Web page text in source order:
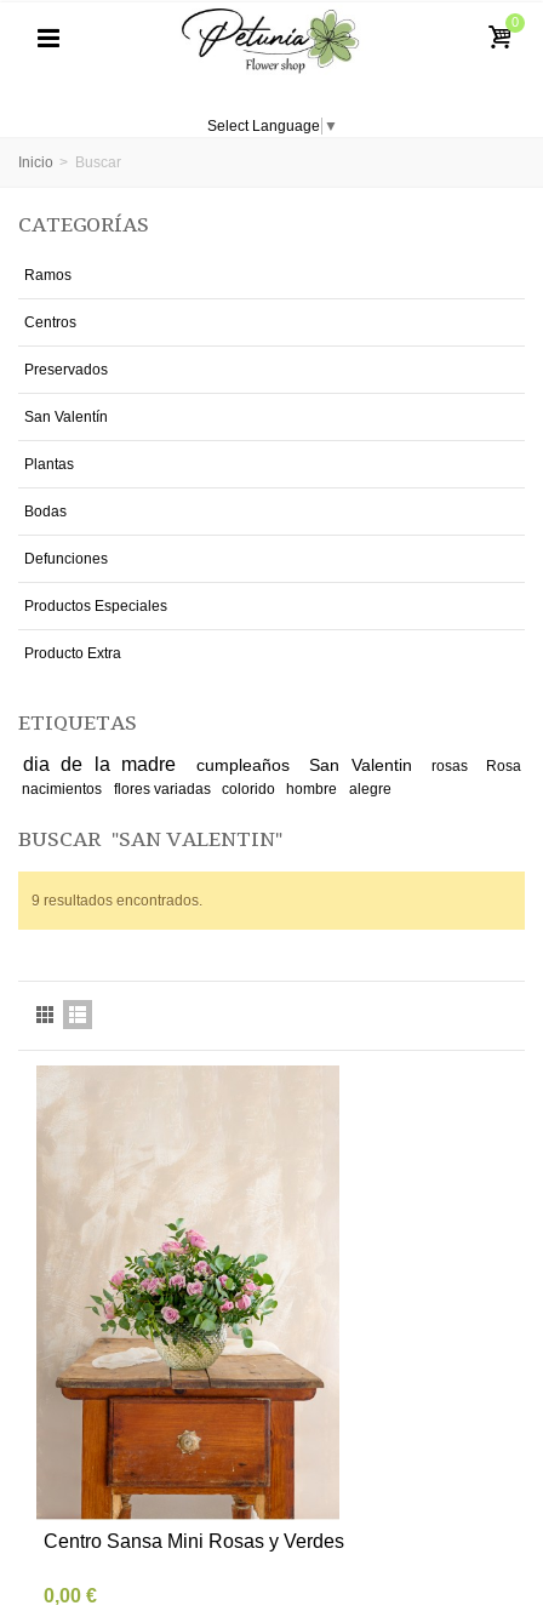
0
Select Language ▼
Inicio > Buscar
CATEGORÍAS
Ramos
Centros
Preservados
San Valentín
Plantas
Bodas
Defunciones
Productos Especiales
Producto Extra
ETIQUETAS
dia de la madre cumpleaños San Valentin rosas
Rosa
nacimientos
flores variadas colorido hombre alegre
BUSCAR "SAN VALENTIN"
9 resultados encontrados.
Centro Sansa Mini Rosas y Verdes
0,00 €